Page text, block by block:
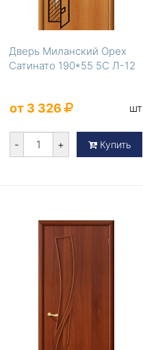
Дверь Миланский Орех
Сатинато 190*55 5С Л-12
от 3 326 шт
- + Купить